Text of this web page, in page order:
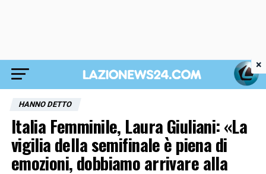
HANNO DETTO
Italia Femminile, Laura Giuliani: «La
vigilia della semifinale è piena di
emozioni, dobbiamo arrivare alla
×